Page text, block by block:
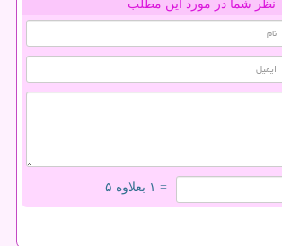
نظر شما در مورد این مطلب
= ۱ بعلاوه ۵